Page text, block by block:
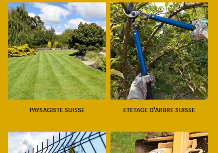
PAYSAGISTE SUISSE ETETAGE D'ARBRE SUISSE